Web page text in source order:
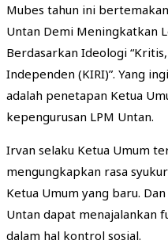
Mubes tahun ini
Untan Demi Meningkatkan
Berdasarkan Ideologi
Independen (KIRI)”. Yang
adalah penetapan Ketua
kepengurusan LPM Untan.
Irvan selaku Ketua Umum
mengungkapkan rasa
Ketua Umum yang baru.
Untan dapat menajalankan
dalam hal kontrol sosial.